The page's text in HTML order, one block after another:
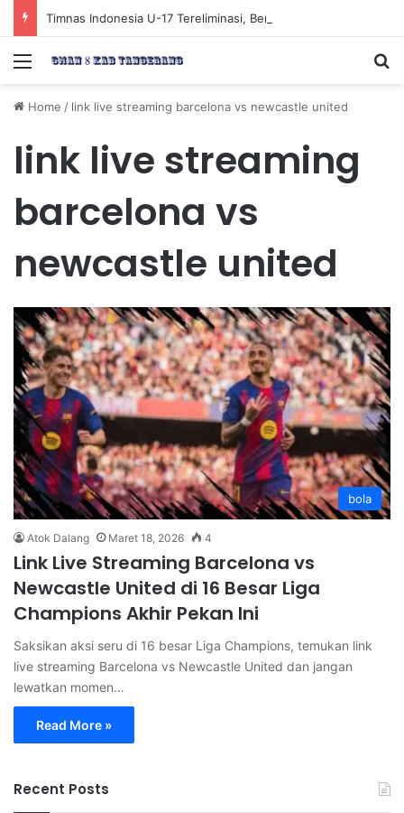
Menu
Home / link live streaming barcelona vs newcastle united
link live streaming
barcelona vs
newcastle united
bola
Atok Dalang Maret 18, 2026 4
Link Live Streaming Barcelona vs
Newcastle United di 16 Besar Liga
Champions Akhir Pekan Ini
Saksikan aksi seru di 16 besar Liga Champions, temukan link
live streaming Barcelona vs Newcastle United dan jangan
lewatkan momen…
Read More »
Recent Posts